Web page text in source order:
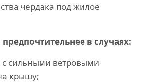
чердака под жилое
в случаях:
с сильными ветровыми
крышу;